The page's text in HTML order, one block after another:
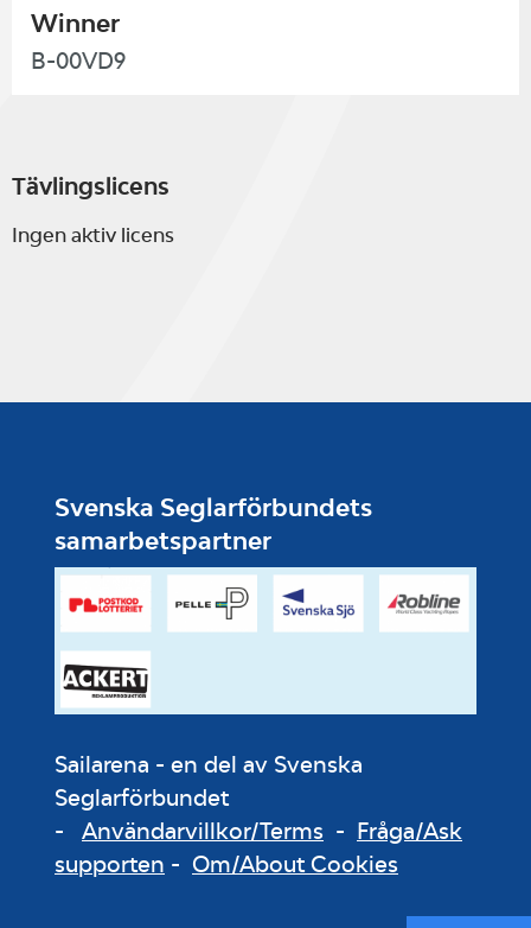
Winner
B-00VD9
Tävlingslicens
Ingen aktiv licens
Svenska Seglarförbundets
samarbetspartner
Sailarena - en del av Svenska
Seglarförbundet
- Användarvillkor/Terms - Fråga/Ask
supporten - Om/About Cookies